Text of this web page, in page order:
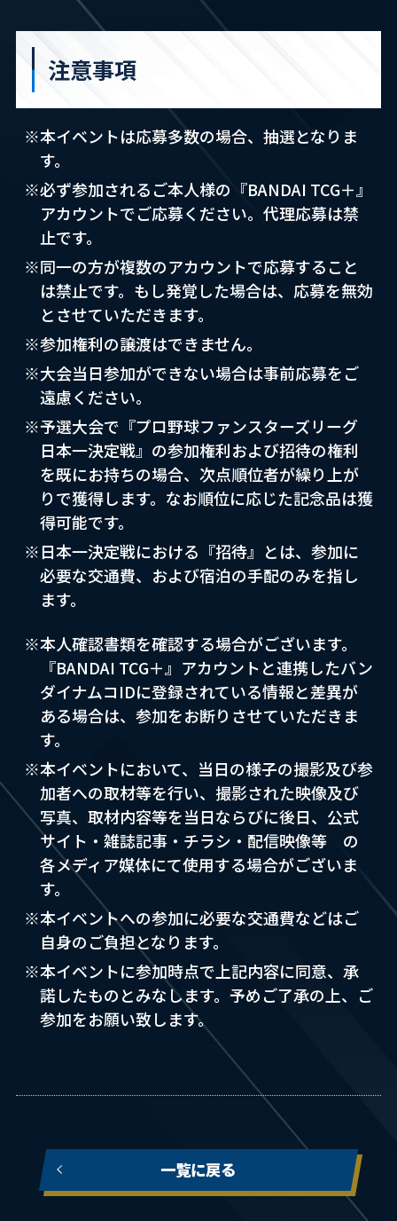
注意事項
※本イベントは応募多数の場合、抽選となりま
す。
※必ず参加されるご本人様の『BANDAI TCG＋』
アカウントでご応募ください。代理応募は禁
止です。
※同一の方が複数のアカウントで応募すること
は禁止です。もし発覚した場合は、応募を無効
とさせていただきます。
※参加権利の譲渡はできません。
※大会当日参加ができない場合は事前応募をご
遠慮ください。
※予選大会で『プロ野球ファンスターズリーグ
日本一決定戦』の参加権利および招待の権利
を既にお持ちの場合、次点順位者が繰り上が
りで獲得します。なお順位に応じた記念品は獲
得可能です。
※日本一決定戦における『招待』とは、参加に
必要な交通費、および宿泊の手配のみを指し
ます。
※本人確認書類を確認する場合がございます。
『BANDAI TCG＋』アカウントと連携したバン
ダイナムコIDに登録されている情報と差異が
ある場合は、参加をお断りさせていただきま
す。
※本イベントにおいて、当日の様子の撮影及び参
加者への取材等を行い、撮影された映像及び
写真、取材内容等を当日ならびに後日、公式
サイト・雑誌記事・チラシ・配信映像等 の
各メディア媒体にて使用する場合がございま
す。​​
※本イベントへの参加に必要な交通費などはご
自身のご負担となります。
※本イベントに参加時点で上記内容に同意、承
諾したものとみなします。予めご了承の上、ご
参加をお願い致します。
一覧に戻る